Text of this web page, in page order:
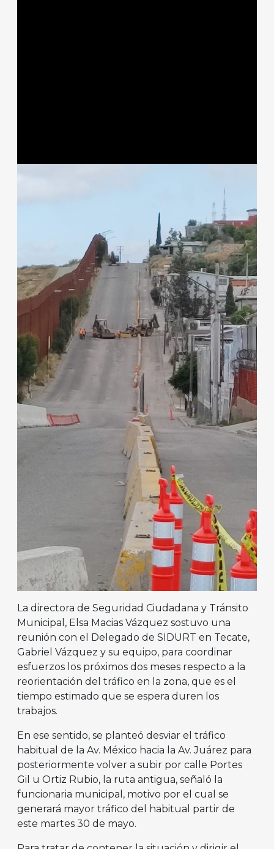
La directora de Seguridad Ciudadana y Tránsito
Municipal, Elsa Macias Vázquez sostuvo una
reunión con el Delegado de SIDURT en Tecate,
Gabriel Vázquez y su equipo, para coordinar
esfuerzos los próximos dos meses respecto a la
reorientación del tráfico en la zona, que es el
tiempo estimado que se espera duren los
trabajos.
En ese sentido, se planteó desviar el tráfico
habitual de la Av. México hacia la Av. Juárez para
posteriormente volver a subir por calle Portes
Gil u Ortiz Rubio, la ruta antigua, señaló la
funcionaria municipal, motivo por el cual se
generará mayor tráfico del habitual partir de
este martes 30 de mayo.